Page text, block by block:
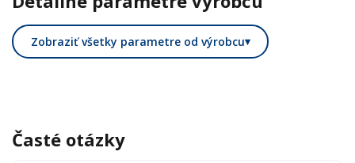
Zobraziť všetky parametre od výrobcu▾
Časté otázky